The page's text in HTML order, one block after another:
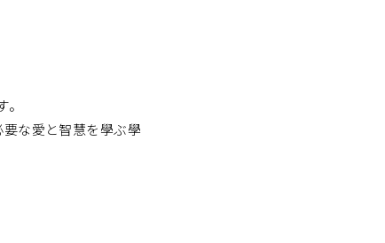
な愛と智慧を學ぶ學